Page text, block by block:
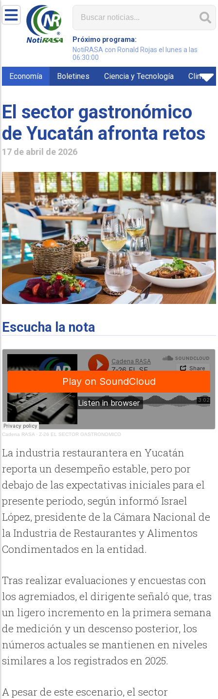
Próximo programa:
NotiRASA con Ronald Rojas el lunes a las
06:30:00
Economía Boletines Ciencia y Tecnología Clima
El sector gastronómico
de Yucatán afronta retos
17 de abril de 2026
Escucha la nota
Cadena RASA · Z-26 EL SECTOR GASTRONOMICO
La industria restaurantera en Yucatán
reporta un desempeño estable, pero por
debajo de las expectativas iniciales para el
presente periodo, según informó Israel
López, presidente de la Cámara Nacional de
la Industria de Restaurantes y Alimentos
Condimentados en la entidad.
Tras realizar evaluaciones y encuestas con
los agremiados, el dirigente señaló que, tras
un ligero incremento en la primera semana
de medición y un descenso posterior, los
números actuales se mantienen en niveles
similares a los registrados en 2025.
A pesar de este escenario, el sector